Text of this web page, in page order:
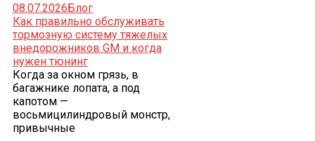
08.07.2026Блог
Как правильно обслуживать
тормозную систему тяжелых
внедорожников GM и когда
нужен тюнинг
Когда за окном грязь, в
багажнике лопата, а под
капотом —
восьмицилиндровый монстр,
привычные